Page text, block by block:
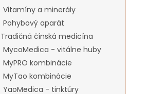
Vitamíny a minerály
Pohybový aparát
Tradičná čínská medicína
MycoMedica - vitálne huby
MyPRO kombinácie
MyTao kombinácie
YaoMedica - tinktúry